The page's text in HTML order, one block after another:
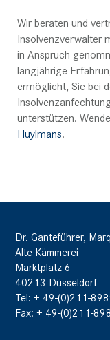
Wir beraten und
Insolvenzverwalter
in Anspruch
langjährige
ermöglicht, Sie bei
unterstützen.
Huylmans.
Dr. Ganteführer,
Alte Kämmerei
Marktplatz 6
40213 Düsseldorf
Tel: + 49-(0)211-
Fax: + 49-(0)211-